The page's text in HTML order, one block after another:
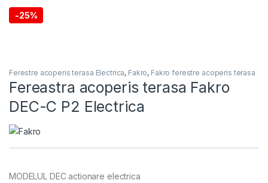
-25%
Ferestre acoperis terasa Electrica, Fakro, Fakro ferestre acoperis terasa
Fereastra acoperis terasa Fakro
DEC-C P2 Electrica
MODELUL DEC actionare electrica